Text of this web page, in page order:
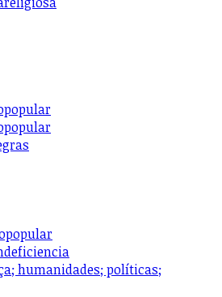
humanidades; políticas;